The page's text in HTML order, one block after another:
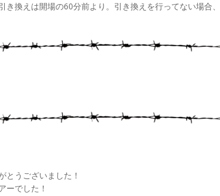
換えは開場の60分前より。引き換えを行ってない場合
とうございました！
ーでした！